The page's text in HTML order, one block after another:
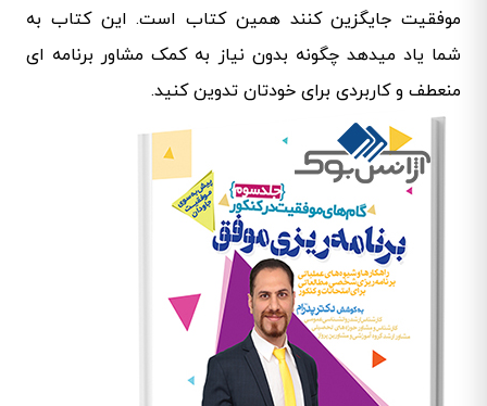
موفقیت جایگزین کنند همین کتاب است. این کتاب به
شما یاد میدهد چگونه بدون نیاز به کمک مشاور برنامه ای
منعطف و کاربردی برای خودتان تدوین کنید.